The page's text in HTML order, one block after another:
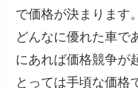
で価格が決まります。
どんなに優れた車で
にあれば価格競争が
とっては手頃な価格